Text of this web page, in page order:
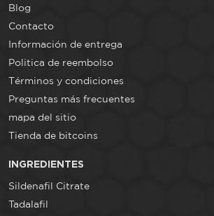
Blog
Contacto
Información de entrega
Politica de reembolso
Términos y condiciones
Preguntas más frecuentes
mapa del sitio
Tienda de bitcoins
INGREDIENTES
Sildenafil Citrate
Tadalafil